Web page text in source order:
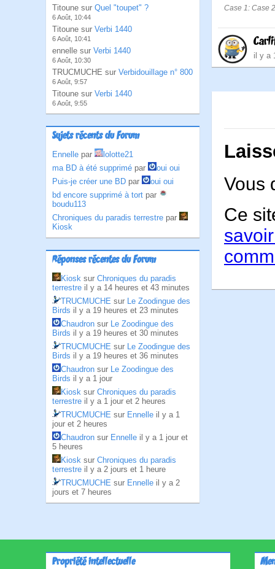
Titoune sur Quel "toupet" ?
6 Août, 10:44
Titoune sur Verbi 1440
6 Août, 10:41
ennelle sur Verbi 1440
6 Août, 10:30
TRUCMUCHE sur Verbidouillage n° 800
6 Août, 9:57
Titoune sur Verbi 1440
6 Août, 9:55
Sujets récents du Forum
Ennelle par
lolotte21
ma BD à été supprimé par
oui oui
Puis-je créer une BD par
oui oui
bd encore supprimé à tort par
boudu113
Chroniques du paradis terrestre par
Kiosk
Réponses récentes du Forum
Kiosk sur Chroniques du paradis
terrestre il y a 14 heures et 43 minutes
TRUCMUCHE sur Le Zoodingue des
Birds il y a 19 heures et 23 minutes
Chaudron sur Le Zoodingue des
Birds il y a 19 heures et 30 minutes
TRUCMUCHE sur Le Zoodingue des
Birds il y a 19 heures et 36 minutes
Chaudron sur Le Zoodingue des
Birds il y a 1 jour
Kiosk sur Chroniques du paradis
terrestre il y a 1 jour et 2 heures
TRUCMUCHE sur Ennelle il y a 1
jour et 2 heures
Chaudron sur Ennelle il y a 1 jour et
5 heures
Kiosk sur Chroniques du paradis
terrestre il y a 2 jours et 1 heure
TRUCMUCHE sur Ennelle il y a 2
jours et 7 heures
Case 1: Case
il y a
Vous
Ce
Propriété intellectuelle